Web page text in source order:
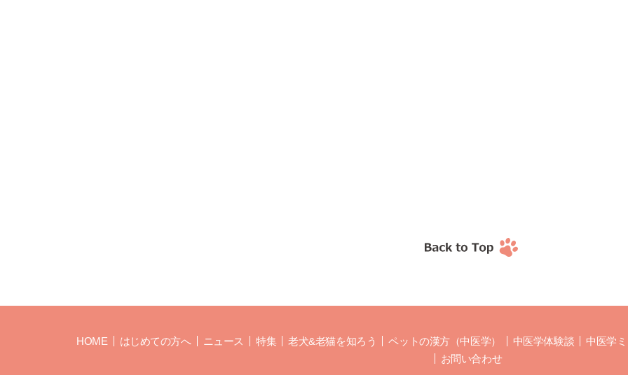
HOME はじめての方へ ニュース 特集 老犬&老猫を知ろう ペットの漢方（中医学） 中医学体験談
中医学
お問い合わせ